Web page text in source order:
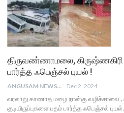
திருவண்ணாமலை,
பார்த்த ஃபெஞ்சல் புயல் !
ANGUSAM NEWS Dec 2, 2024
வரலாறு காணாத மழை நான்கு வழிச்சாலை
குடியிருப்புகளை பதம் பார்த்த ஃபெஞ்சல்